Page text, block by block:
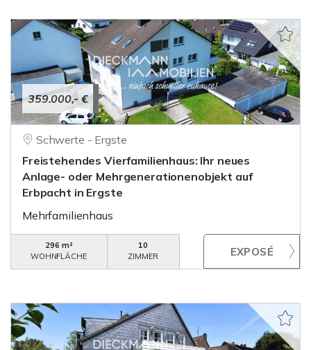
359.000,- €
Schwerte - Ergste
Freistehendes Vierfamilienhaus: Ihr neues
Anlage- oder Mehrgenerationenobjekt auf
Erbpacht in Ergste
Mehrfamilienhaus
296 m²
WOHNFLÄCHE
10
ZIMMER